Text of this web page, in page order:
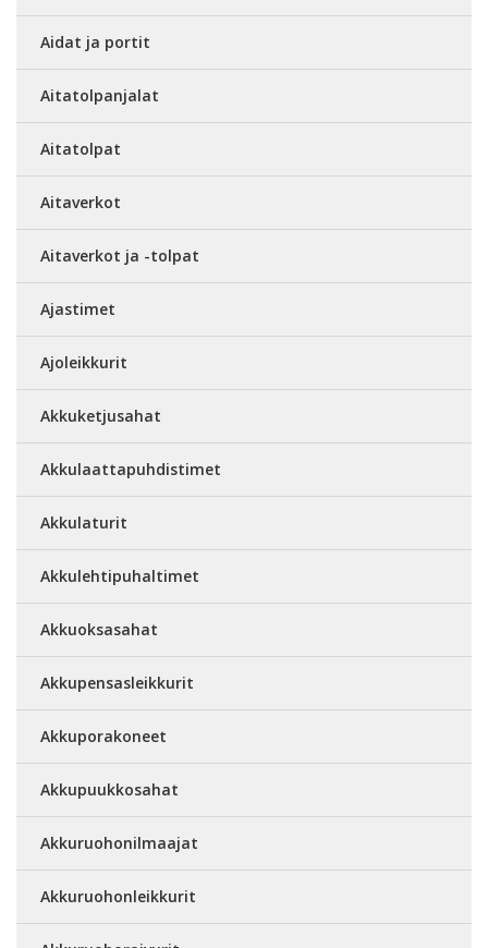
Aidat ja portit
Aitatolpanjalat
Aitatolpat
Aitaverkot
Aitaverkot ja -tolpat
Ajastimet
Ajoleikkurit
Akkuketjusahat
Akkulaattapuhdistimet
Akkulaturit
Akkulehtipuhaltimet
Akkuoksasahat
Akkupensasleikkurit
Akkuporakoneet
Akkupuukkosahat
Akkuruohonilmaajat
Akkuruohonleikkurit